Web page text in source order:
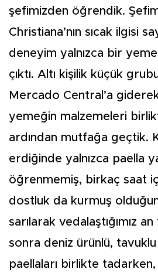
şefimizden öğrendik.
Christiana’nın sıcak ilgisi
deneyim yalnızca bir
çıktı. Altı kişilik küçük
Mercado Central’a
yemeğin malzemeleri
ardından mutfağa geçtik.
erdiğinde yalnızca paella
öğrenmemiş, birkaç saat
dostluk da kurmuş
sarılarak vedalaştığımız
sonra deniz ürünlü,
paellaları birlikte tadarken,